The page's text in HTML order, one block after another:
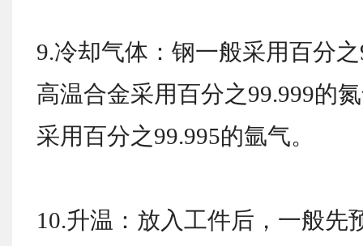
9.冷却气体：钢一般采用百分
高温合金采用百分之99.999的
采用百分之99.995的氩气。
10.升温：放入工件后，一般先